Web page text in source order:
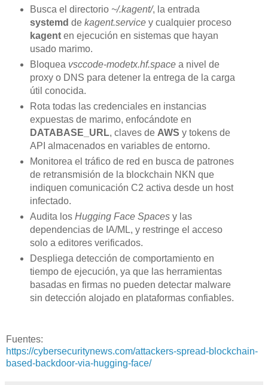
Busca el directorio ~/.kagent/, la entrada
systemd de kagent.servicey cualquier proceso
kagenten ejecución en sistemas que hayan
usado marimo.
Bloquea vsccode-modetx.hf.spacea nivel de
proxy o DNS para detener la entrega de la carga
útil conocida.
Rota todas las credenciales en instancias
expuestas de marimo, enfocándote en
DATABASE_URL, claves de AWS y tokens de
API almacenados en variables de entorno.
Monitorea el tráfico de red en busca de patrones
de retransmisión de la blockchain NKN que
indiquen comunicación C2 activa desde un host
infectado.
Audita los Hugging Face Spacesy las
dependencias de IA/ML, y restringe el acceso
solo a editores verificados.
Despliega detección de comportamiento en
tiempo de ejecución, ya que las herramientas
basadas en firmas no pueden detectar malware
sin detección alojado en plataformas confiables.
Fuentes:
https://cybersecuritynews.com/attackers-spread-blockchain-
based-backdoor-via-hugging-face/